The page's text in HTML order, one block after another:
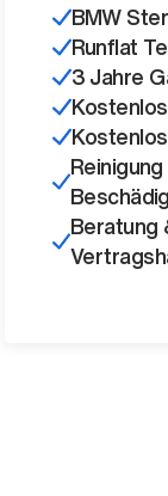
BMW
Runflat
3 Jahre
Beratung